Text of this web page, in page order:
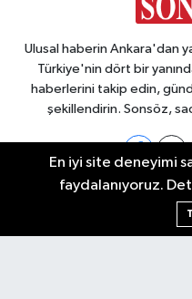
Ulusal haberin Ankara'dan
Türkiye'nin dört bir
haberlerini takip edin,
şekillendirin. Sonsöz,
Ankara Nöbetçi Eczaneler
En iyi site deneyimi
faydalanıyoruz.